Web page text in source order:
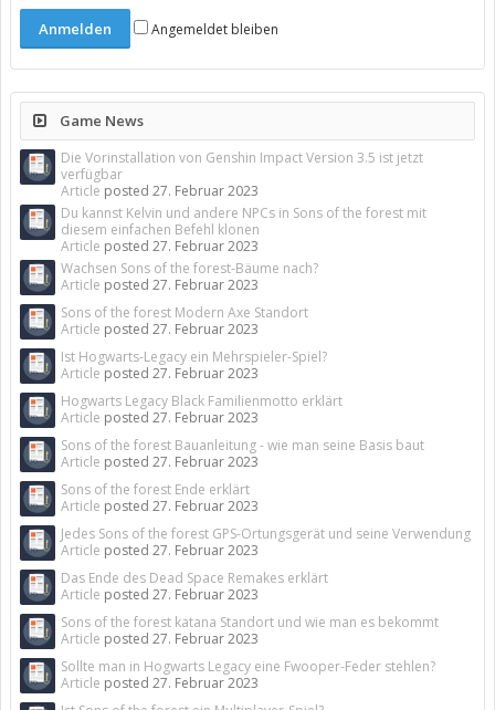
Angemeldet bleiben
Game News
Die Vorinstallation von Genshin Impact Version 3.5 ist jetzt
verfügbar
Article posted 27. Februar 2023
Du kannst Kelvin und andere NPCs in Sons of the forest mit
diesem einfachen Befehl klonen
Article posted 27. Februar 2023
Wachsen Sons of the forest-Bäume nach?
Article posted 27. Februar 2023
Sons of the forest Modern Axe Standort
Article posted 27. Februar 2023
Ist Hogwarts-Legacy ein Mehrspieler-Spiel?
Article posted 27. Februar 2023
Hogwarts Legacy Black Familienmotto erklärt
Article posted 27. Februar 2023
Sons of the forest Bauanleitung - wie man seine Basis baut
Article posted 27. Februar 2023
Sons of the forest Ende erklärt
Article posted 27. Februar 2023
Jedes Sons of the forest GPS-Ortungsgerät und seine Verwendung
Article posted 27. Februar 2023
Das Ende des Dead Space Remakes erklärt
Article posted 27. Februar 2023
Sons of the forest katana Standort und wie man es bekommt
Article posted 27. Februar 2023
Sollte man in Hogwarts Legacy eine Fwooper-Feder stehlen?
Article posted 27. Februar 2023